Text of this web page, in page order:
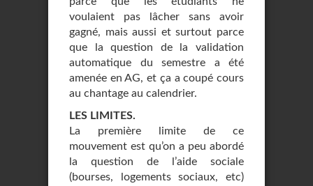
voulaient pas lâcher sans avoir
gagné, mais aussi et surtout parce
que la question de la validation
automatique du semestre a été
amenée en AG, et ça a coupé cours
au chantage au calendrier.
LES LIMITES.
La première limite de ce
mouvement est qu’on a peu abordé
la question de l’aide sociale
(bourses, logements sociaux, etc)